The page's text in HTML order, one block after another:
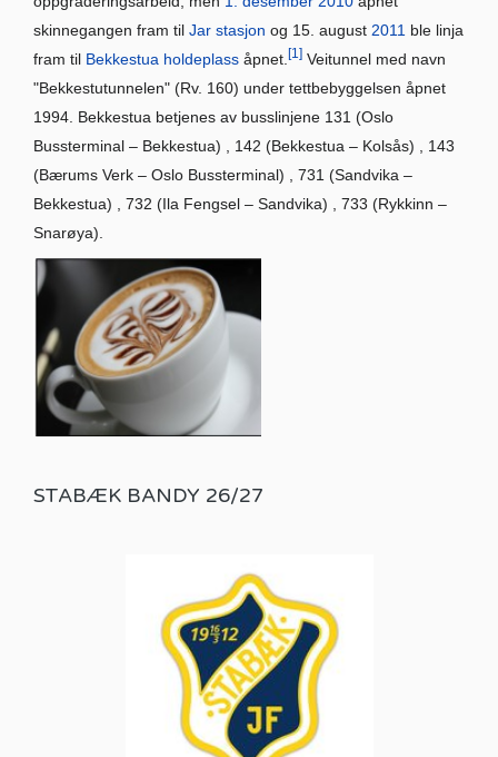
skinnegangen fram til Jar stasjon og 15. august 2011 ble linja
fram til Bekkestua holdeplass åpnet. [1] Veitunnel med navn
"Bekkestutunnelen" (Rv. 160) under tettbebyggelsen åpnet
1994. Bekkestua betjenes av busslinjene 131 (Oslo
Bussterminal – Bekkestua) , 142 (Bekkestua – Kolsås) , 143
(Bærums Verk – Oslo Bussterminal) , 731 (Sandvika –
Bekkestua) , 732 (Ila Fengsel – Sandvika) , 733 (Rykkinn –
Snarøya).
STABÆK BANDY 26/27